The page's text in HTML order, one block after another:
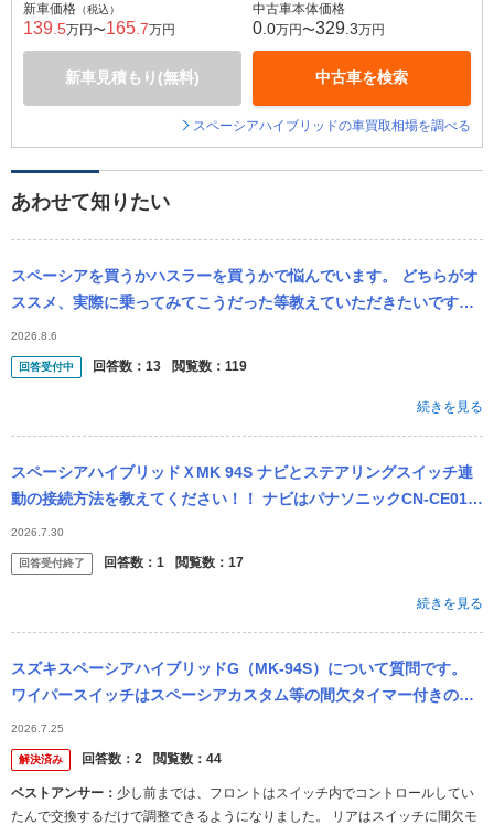
新車価格 （税込）
139 .5万円〜165 .7万円
新車見積もり(無料)
中古車本体価格
0 .0万円〜329 .3万円
中古車を検索
スペーシアハイブリッドの車買取相場を調べる
あわせて知りたい
スペーシアを買うかハスラーを買うかで悩んでいます。 どちらがオ
ススメ、実際に乗ってみてこうだった等教えていただきたいです。
20代半ば独身女性です。ガタが来るまで乗るつもりです。高速道路
や険しい...
2026.8.6
回答受付中 回答数： 13 閲覧数： 119
続きを見る
スペーシアハイブリッドＸMK 94S ナビとステアリングスイッチ連
動の接続方法を教えてください！！ ナビはパナソニックCN-CE01W
DA、ハーネス（S-2599）で接続したいのですが、普通にS...
2026.7.30
回答受付終了 回答数： 1 閲覧数： 17
続きを見る
スズキスペーシアハイブリッドG（MK-94S）について質問です。
ワイパースイッチはスペーシアカスタム等の間欠タイマー付きのワ
イパースイッチ に加工なしで交換できますか？
2026.7.25
解決済み 回答数： 2 閲覧数： 44
ベストアンサー： 少し前までは、フロントはスイッチ内でコントロールしてい
たんで交換するだけで調整できるようになりました。 リアはスイッチに間欠モ